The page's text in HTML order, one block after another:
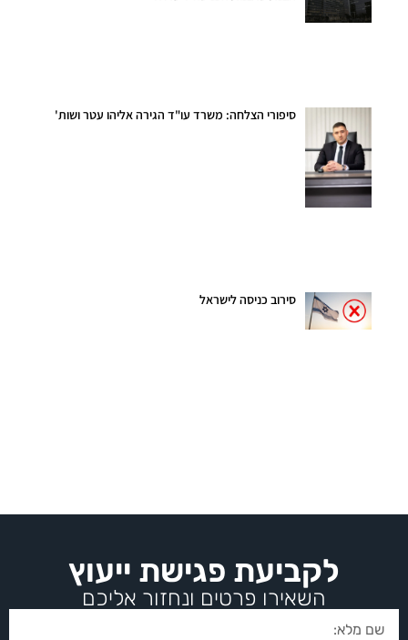
סיפורי הצלחה: משרד עו"ד הגירה אליהו עטר ושות'
סירוב כניסה לישראל
לקביעת פגישת ייעוץ
השאירו פרטים ונחזור אליכם